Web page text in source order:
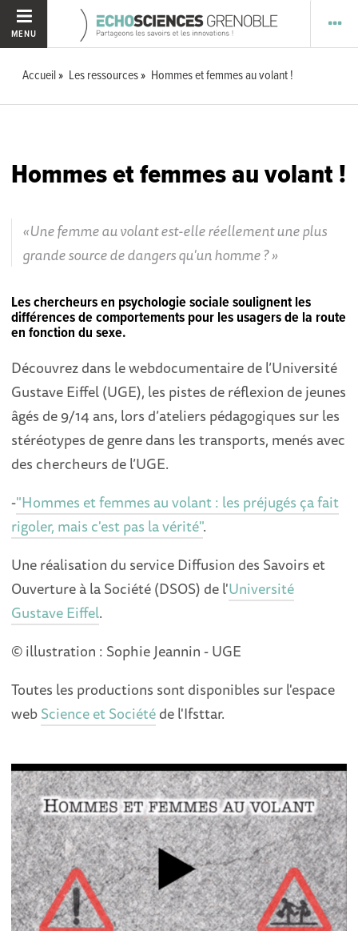
MENU
Accueil Les ressources Hommes et femmes au volant !
Hommes et femmes au volant !
Une femme au volant est-elle réellement une plus
grande source de dangers qu'un homme ?
Les chercheurs en psychologie sociale soulignent les
différences de comportements pour les usagers de la route
en fonction du sexe.
Découvrez dans le webdocumentaire de l’Université
Gustave Eiffel (UGE), les pistes de réflexion de jeunes
âgés de 9/14 ans, lors d’ateliers pédagogiques sur les
stéréotypes de genre dans les transports, menés avec
des chercheurs de l’UGE.
-"Hommes et femmes au volant : les préjugés ça fait
rigoler, mais c'est pas la vérité".
Une réalisation du service Diffusion des Savoirs et
Ouverture à la Société (DSOS) de l'Université
Gustave Eiffel.
© illustration : Sophie Jeannin - UGE
Toutes les productions sont disponibles sur l'espace
webScience et Sociétéde l'Ifsttar.